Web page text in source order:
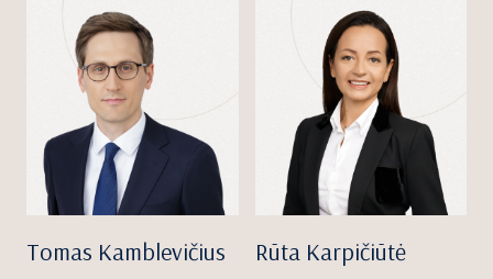
Tomas Kamblevičius Rūta Karpičiūtė